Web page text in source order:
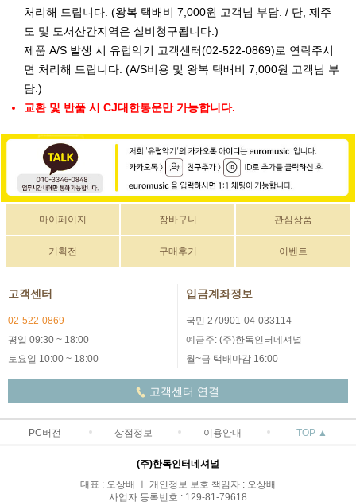
처리해 드립니다. (왕복 택배비 7,000원 고객님 부담. / 단, 제주
도 및 도서산간지역은 실비청구됩니다.)
제품 A/S 발생 시 유럽악기 고객센터(02-522-0869)로 연락주시
면 처리해 드립니다. (A/S비용 및 왕복 택배비 7,000원 고객님 부
담.)
교환 및 반품 시 CJ대한통운만 가능합니다.
마이페이지 장바구니 관심상품
기획전 구매후기 이벤트
고객센터
02-522-0869
평일 09:30 ~ 18:00
토요일 10:00 ~ 18:00
입금계좌정보
국민 270901-04-033114
예금주: (주)한독인터네셔널
월~금 택배마감 16:00
고객센터 연결
PC버전 상점정보 이용안내 TOP ▲
(주)한독인터네셔널
대표 : 오상배 ㅣ 개인정보 보호 책임자 : 오상배
사업자 등록번호 : 129-81-79618